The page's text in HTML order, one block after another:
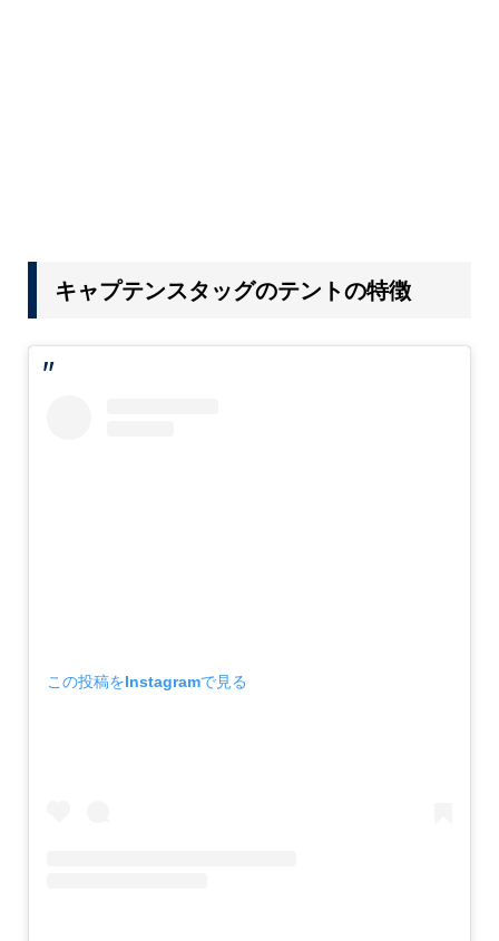
キャプテンスタッグのテントの特徴
この投稿をInstagramで見る